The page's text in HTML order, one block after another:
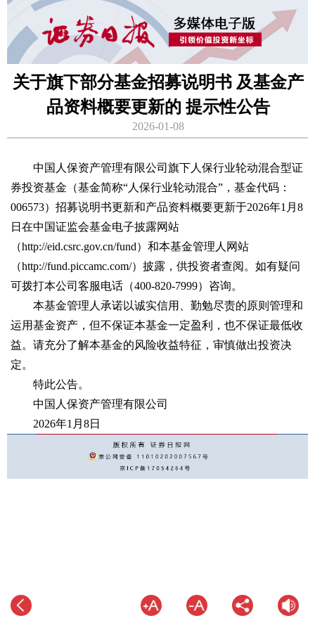
关于旗下部分基金招募说明书 及基金产
品资料概要更新的 提示性公告
2026-01-08
中国人保资产管理有限公司旗下人保行业轮动混合型证
券投资基金（基金简称“人保行业轮动混合”，基金代码：
006573）招募说明书更新和产品资料概要更新于2026年1月8
日在中国证监会基金电子披露网站
（http://eid.csrc.gov.cn/fund）和本基金管理人网站
（http://fund.piccamc.com/）披露，供投资者查阅。如有疑问
可拨打本公司客服电话（400-820-7999）咨询。
本基金管理人承诺以诚实信用、勤勉尽责的原则管理和
运用基金资产，但不保证本基金一定盈利，也不保证最低收
益。请充分了解本基金的风险收益特征，审慎做出投资决
定。
特此公告。
中国人保资产管理有限公司
2026年1月8日